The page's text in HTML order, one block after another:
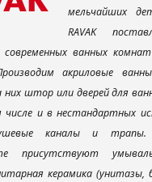
мельчайших
RAVAK
современных ванных
акриловые
них штор или дверей для
и в нестандартных
каналы и
присутствуют
керамика (унитазы,